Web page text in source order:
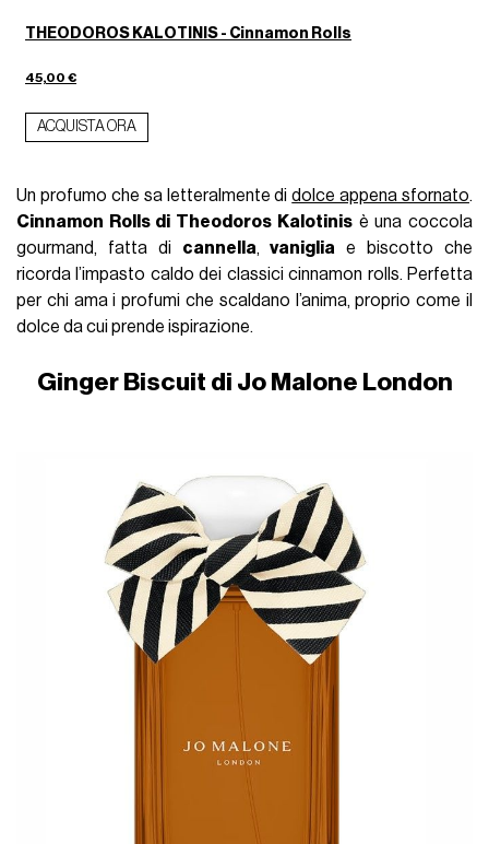
THEODOROS KALOTINIS - Cinnamon Rolls
45,00 €
ACQUISTA ORA
Un profumo che sa letteralmente didolce appena sfornato.
Cinnamon Rolls di Theodoros Kalotinisè una coccola
gourmand, fatta di cannella,vaniglia e biscotto che
ricorda l’impasto caldo dei classici cinnamon rolls. Perfetta
per chi ama i profumi che scaldano l’anima, proprio come il
dolce da cui prende ispirazione.
Ginger Biscuit di Jo Malone London